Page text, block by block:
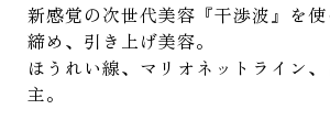
新感覚の次世代美容『干渉波』を
締め、引き上げ美容。
ほうれい線、マリオネットライン
主。